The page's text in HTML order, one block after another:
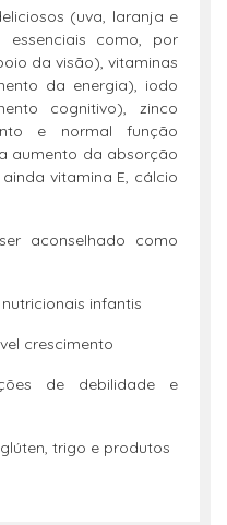
(uva, laranja e
essenciais como, por
da visão), vitaminas
da energia), iodo
cognitivo), zinco
e normal função
aumento da absorção
vitamina E, cálcio
aconselhado como
infantis
crescimento
de debilidade e
trigo e produtos